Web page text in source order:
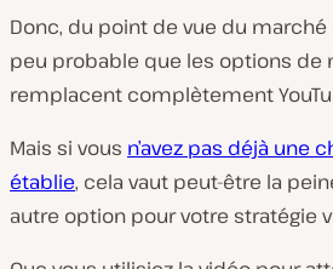
Donc, du point de vue du
peu probable que les options de
remplacent complètement
Mais si vous n’avez pas déjà une
établie, cela vaut peut-être la
autre option pour votre stratégie